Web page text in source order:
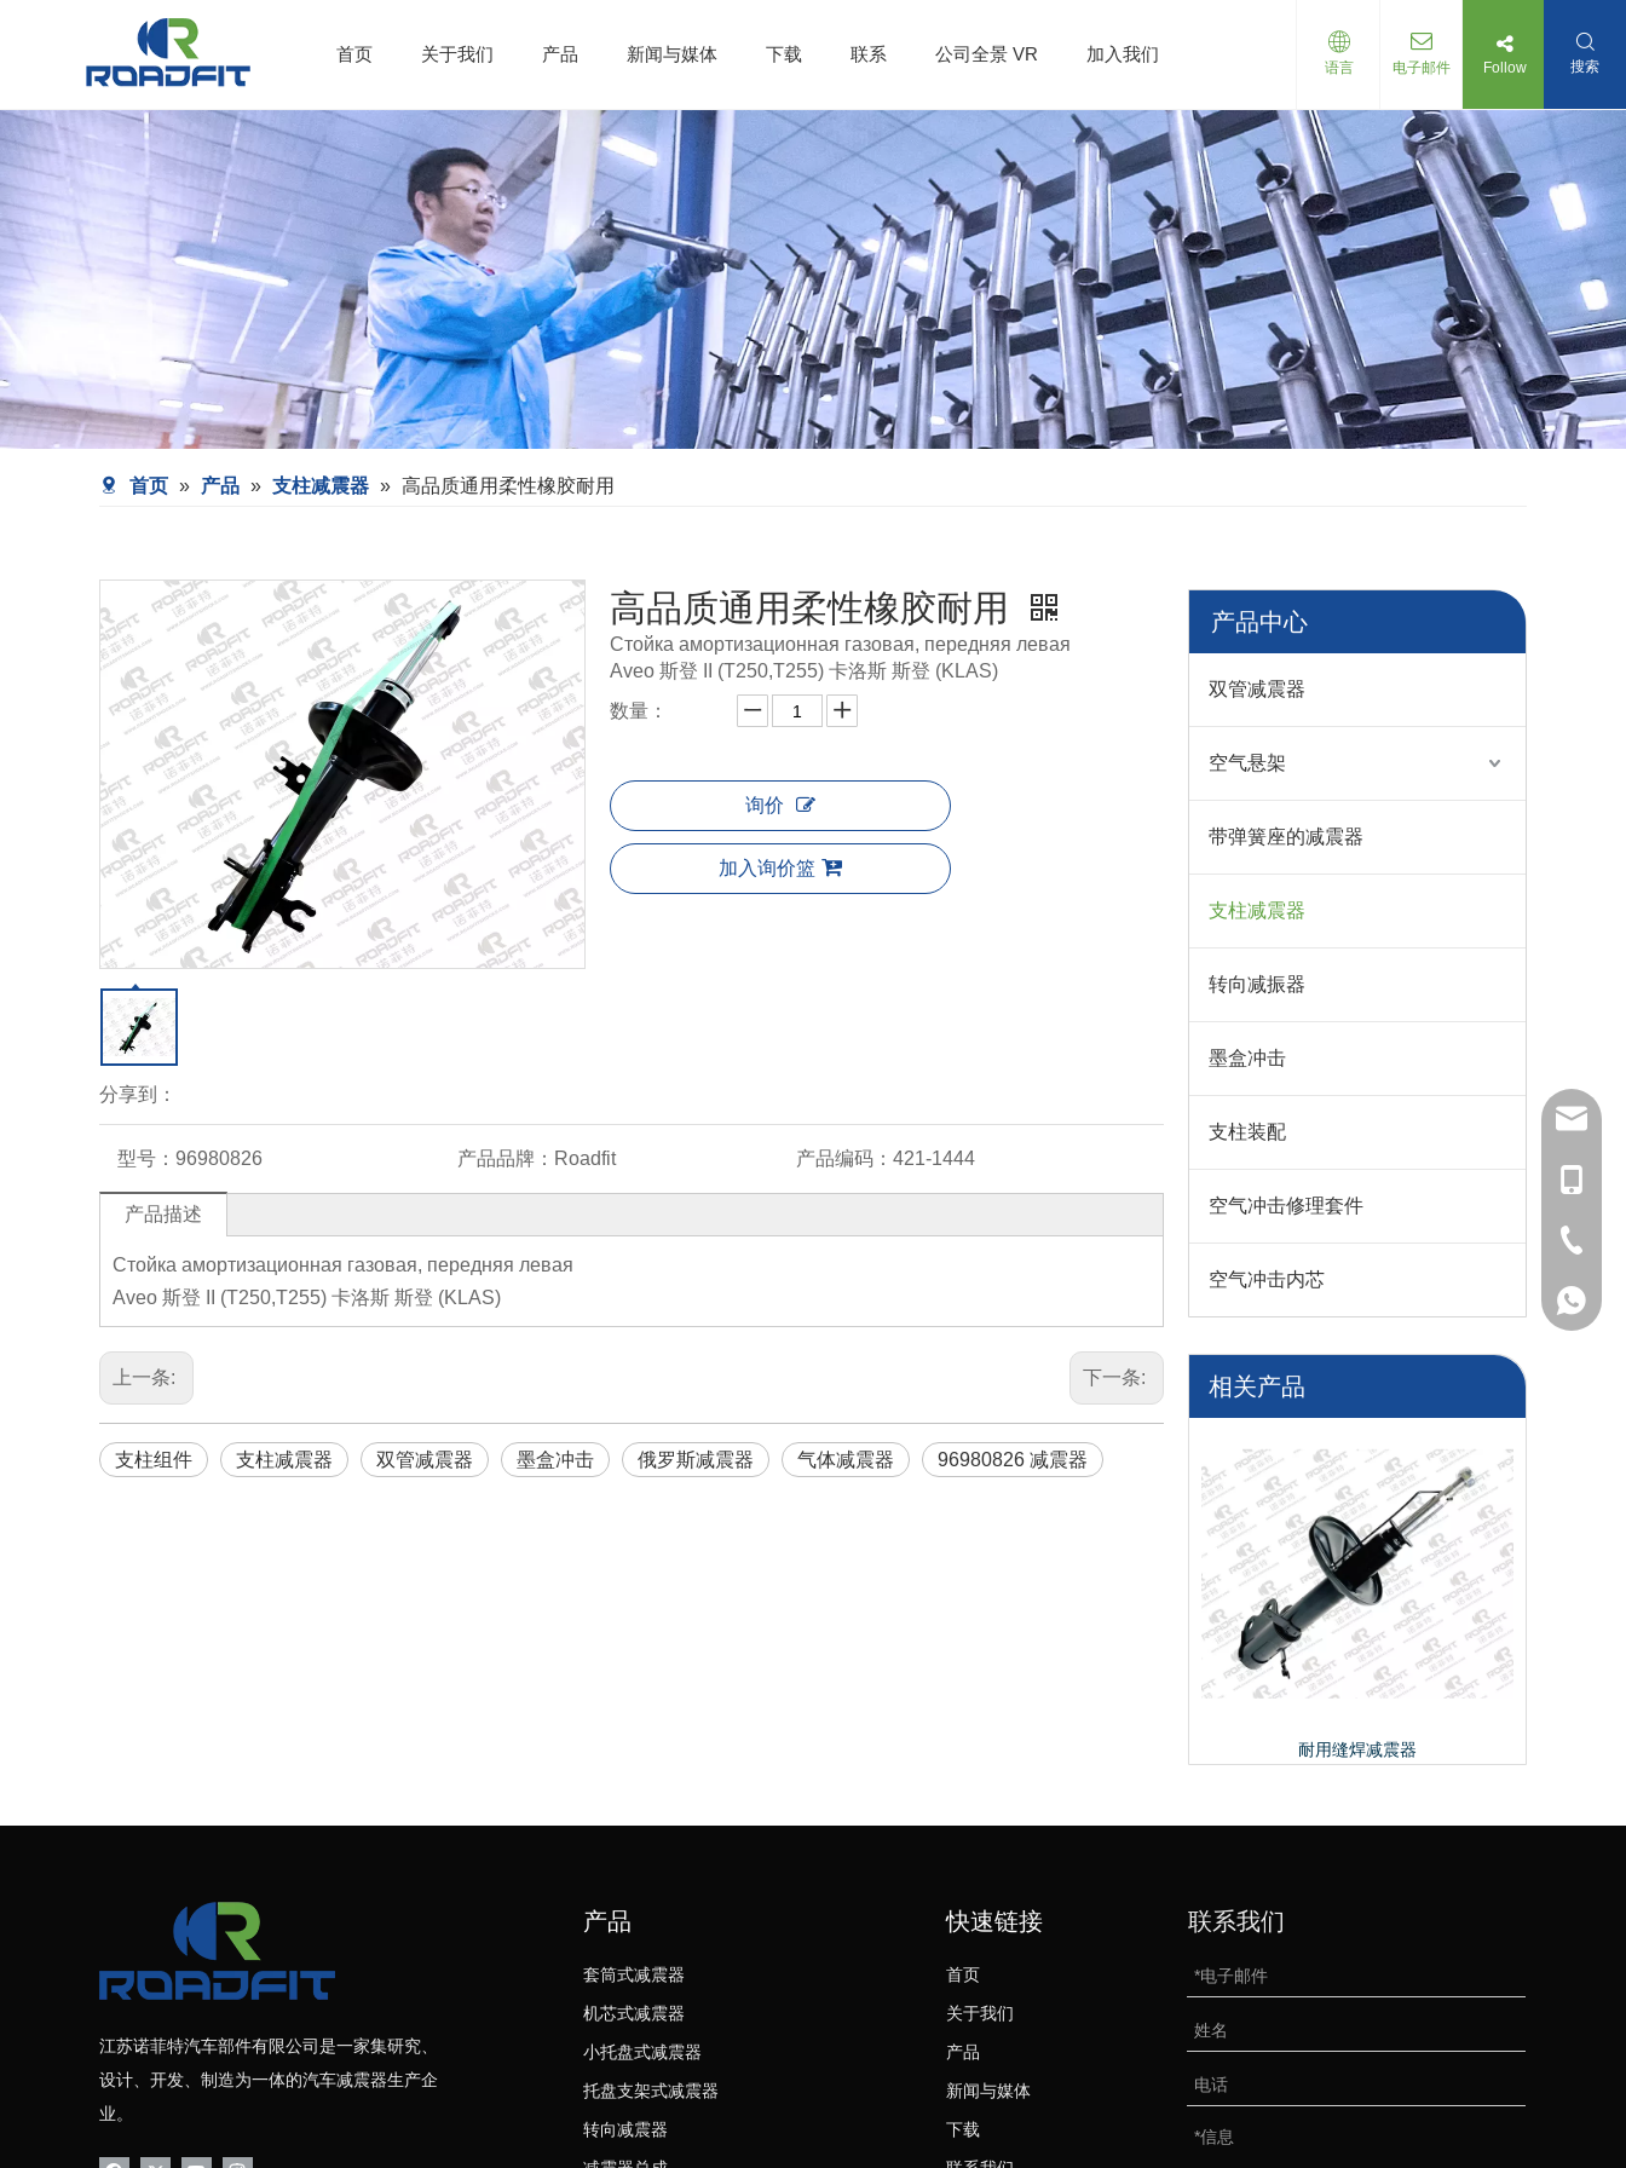
首页 关于我们 产品 新闻与媒体 下载 联系 公司全景 VR 加入我们
语言 电子邮件 Follow 搜索
首页 » 产品 » 支柱减震器 » 高品质通用柔性橡胶耐用
分享到：
高品质通用柔性橡胶耐用
Стойка амортизационная газовая, передняя левая
Aveo 斯登 II (T250,T255) 卡洛斯 斯登 (KLAS)
数量：
询价
加入询价篮
型号： 96980826 产品品牌： Roadfit 产品编码： 421-1444
产品描述
Стойка амортизационная газовая, передняя левая
Aveo 斯登 II (T250,T255) 卡洛斯 斯登 (KLAS)
上一条: 下一条:
支柱组件 支柱减震器 双管减震器 墨盒冲击 俄罗斯减震器 气体减震器 96980826 减震器
产品中心
双管减震器
空气悬架
带弹簧座的减震器
支柱减震器
转向减振器
墨盒冲击
支柱装配
空气冲击修理套件
空气冲击内芯
相关产品
耐用缝焊减震器
江苏诺菲特汽车部件有限公司是一家集研究、
设计、开发、制造为一体的汽车减震器生产企
业。
产品
套筒式减震器
机芯式减震器
小托盘式减震器
托盘支架式减震器
转向减震器
咨询
+86-
+86-
+86-
快速链接
首页
关于我们
产品
新闻与媒体
下载
联系我们